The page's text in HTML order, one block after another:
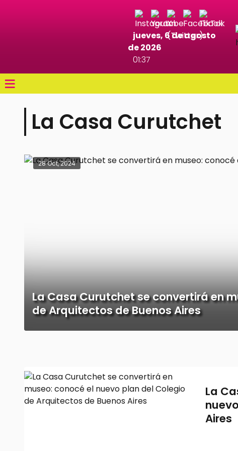
jueves, 6 de agosto
de 2026
01:37
≡
La Casa Curutchet
28 Oct, 2024
La Casa Curutchet se convertirá en
de Arquitectos de Buenos Aires
La
Aires